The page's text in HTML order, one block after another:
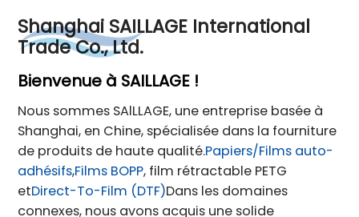
Shanghai SAILLAGE International
Trade Co., Ltd.
Bienvenue à SAILLAGE !
Nous sommes SAlLLAGE, une entreprise basée à
Shanghai, en Chine, spécialisée dans la fourniture
de produits de haute qualité.Papiers/Films auto-
adhésifs,Films BOPP, film rétractable PETG
etDirect-To-Film (DTF)Dans les domaines
connexes, nous avons acquis une solide